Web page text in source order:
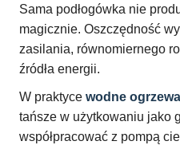
Sama podłogówka nie
magicznie. Oszczędność
zasilania, równomiernego
źródła energii.
W praktyce wodne
tańsze w użytkowaniu jako
współpracować z pompą